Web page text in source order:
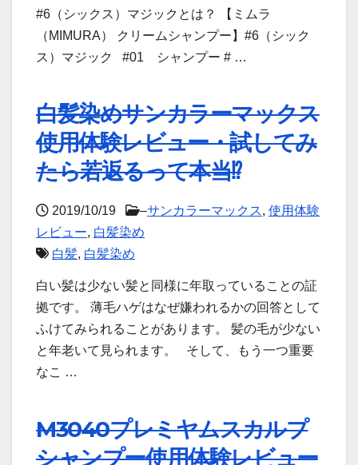
#6（シックス）マジックとは？ 【ミムラ
（MIMURA） クリームシャンプー】#6（シック
ス）マジック #01 シャンプー # …
白髪染めサンカラーマックス
使用体験レビュー・試してみ
たら若返るって本当⁉
2019/10/19 –サンカラーマックス, 使用体験
レビュー, 白髪染め
白髪, 白髪染め
白い髪は少ない髪と同様に年取っていることの証
拠です。 薄毛ハゲはなぜ嫌われるかの回答として
ふけてみられることがあります。 髪の毛が少ない
と年老いて見られます。 そして、もう一つ重要
なこ …
M3040プレミヤムスカルプ
シャンプー使用体験レビュー